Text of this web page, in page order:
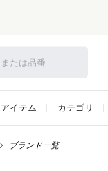
イテム カテゴリ
ブランド一覧